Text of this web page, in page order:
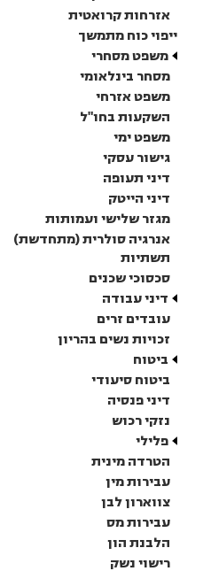
אזרחות קרואטית
ייפוי כוח מתמשך
משפט מסחרי
מסחר בינלאומי
משפט אזרחי
השקעות בחו"ל
משפט ימי
גישור עסקי
דיני תעופה
דיני הייטק
מגזר שלישי ועמותות
אנרגיה סולרית (מתחדשת)
תשתיות
סכסוכי שכנים
דיני עבודה
עובדים זרים
זכויות נשים בהריון
ביטוח
ביטוח סיעודי
דיני פנסיה
נזקי רכוש
פלילי
הטרדה מינית
עבירות מין
צווארון לבן
עבירות מס
הלבנת הון
רישוי נשק